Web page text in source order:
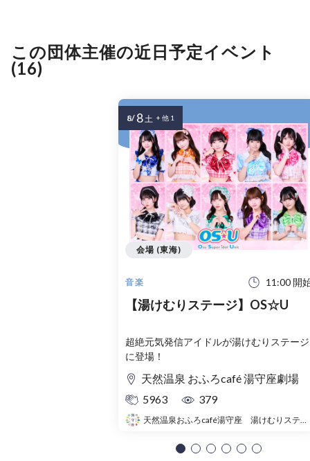
この団体主催の近日予定イベント
(16)
音楽 11:00 開
【湯けむりステージ】OS☆U
超絶元気発信アイドルが湯けむりステージ
に登場！
天然温泉 おふろcafé 湯守座劇場
5963
379
天然温泉おふろcafé湯守座 湯けむりステージ
会場 (東海)
8/ 8土 + 他 1